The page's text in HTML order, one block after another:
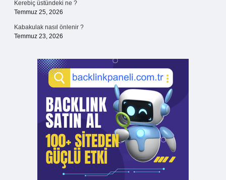
Kerebiç üstündeki ne ?
Temmuz 25, 2026
Kabakulak nasıl önlenir ?
Temmuz 23, 2026